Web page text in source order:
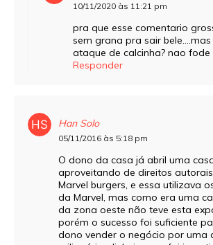
10/11/2020 às 11:21 pm
pra que esse comentario
sem grana pra sair
ataque de calcinha? nao fode
Responder
Han Solo
05/11/2016 às 5:18 pm
O dono da casa já abril uma
aproveitando de direitos
Marvel burgers, e essa utilizava
da Marvel, mas como era uma
da zona oeste não teve esta
porém o sucesso foi suficiente
dono vender o negócio por uma